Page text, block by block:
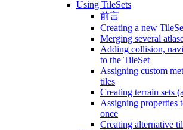
Using TileSets
前言
Creating a new
Merging several
Adding collision,
to the TileSet
Assigning custom
tiles
Creating terrain sets
Assigning properties
once
Creating alternative